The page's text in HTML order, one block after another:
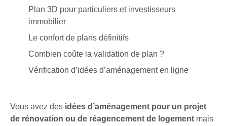
Plan 3D pour particuliers et investisseurs
immobilier
Le confort de plans définitifs
Combien coûte la validation de plan ?
Vérification d’idées d’aménagement en ligne
Vous avez des idées d’aménagement pour un projet
de rénovation ou de réagencement de logement mais